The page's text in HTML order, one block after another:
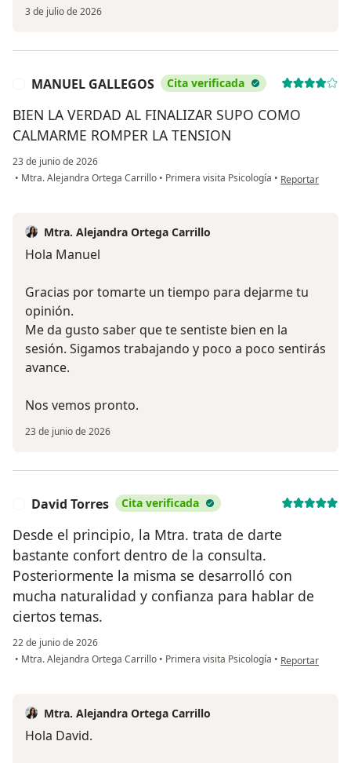
3 de julio de 2026
MANUEL GALLEGOS Cita verificada
BIEN LA VERDAD AL FINALIZAR SUPO COMO
CALMARME ROMPER LA TENSION
23 de junio de 2026
• Mtra. Alejandra Ortega Carrillo • Primera visita Psicología • en opinión del
Reportar
Mtra. Alejandra Ortega Carrillo
Hola Manuel
Gracias por tomarte un tiempo para dejarme tu
opinión.
Me da gusto saber que te sentiste bien en la
sesión. Sigamos trabajando y poco a poco sentirás
avance.
Nos vemos pronto.
23 de junio de 2026
David Torres Cita verificada
Desde el principio, la Mtra. trata de darte
bastante confort dentro de la consulta.
Posteriormente la misma se desarrolló con
mucha naturalidad y confianza para hablar de
ciertos temas.
22 de junio de 2026
• Mtra. Alejandra Ortega Carrillo • Primera visita Psicología • en opinión del
Reportar
Mtra. Alejandra Ortega Carrillo
Hola David.